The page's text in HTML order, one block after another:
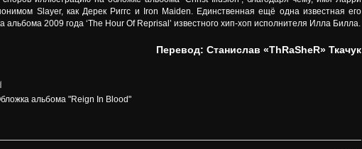
Slayer, как Дерек Риггс и Iron Maiden. Единственная ещё одна известная его
альбома 2009 года ‘The Hour Of Reprisal’ известного хип-хоп исполнителя Илла Билла.
Перевод: Станислав «ThRaSheR» Ткачук
альбома "Reign In Blood"